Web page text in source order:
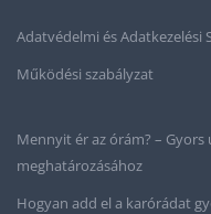
Adatvédelmi és Adatkezelési
Működési szabályzat
Mennyit ér az órám? –
meghatározásához
Hogyan add el a karórádat